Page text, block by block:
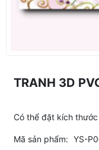
TRANH 3D
Có thể đặt kích
Mã sản phẩm: YS-